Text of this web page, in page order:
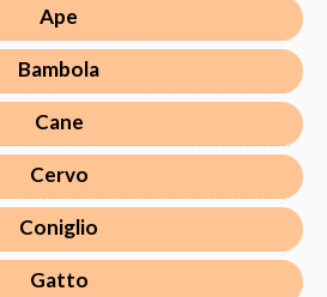
Ape
Bambola
Cane
Cervo
Coniglio
Gatto